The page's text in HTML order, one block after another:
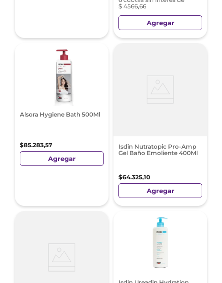
$ 4566,66
Agregar
Alsora Hygiene Bath 500Ml
$85.283,57
Agregar
Isdin Nutratopic Pro-Amp
Gel Baño Emoliente 400Ml
$64.325,10
Agregar